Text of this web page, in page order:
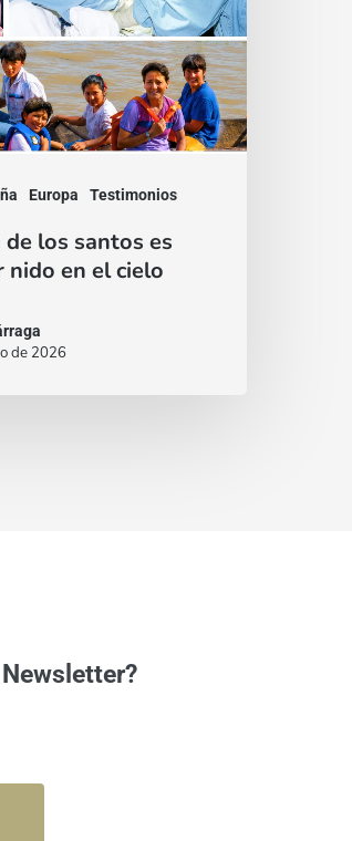
Europa Testimonios
los santos es
nido en el cielo
de 2026